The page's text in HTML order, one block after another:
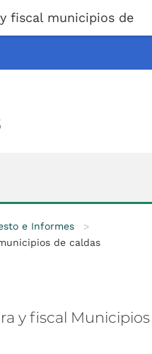
de Caldas
fiscal municipios de
e Informes
>
de caldas
y fiscal Municipios